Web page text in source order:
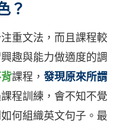
？
重文法，而且課程較
趣與能力做適度的調
課程， 發現原來所謂
課程訓練，會不知不覺
何組織英文句子。最